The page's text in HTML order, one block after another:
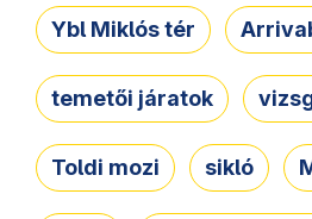
Ybl Miklós tér
temetői járatok
Toldi mozi sikló